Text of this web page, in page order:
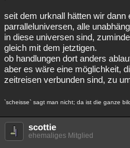
seit dem urknall hätten wir dann
parralleluniversen, alle
in diese universen sind,
gleich mit dem jetztigen.
ob handlungen dort anders
aber es wäre eine möglichkeit,
zeitreisen verbunden sind, zu
`scheisse` sagt man nicht; da ist die ganze
scottie
ehemaliges Mitglied